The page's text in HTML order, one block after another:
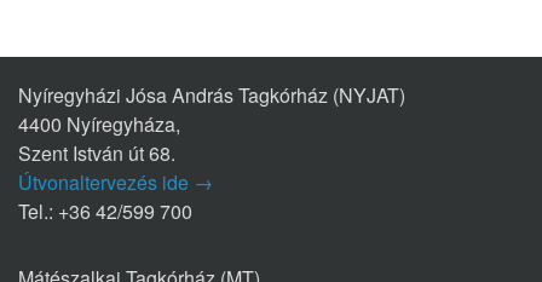
Nyíregyházi Jósa András Tagkórház (NYJAT)
4400 Nyíregyháza,
Szent István út 68.
Útvonaltervezés ide →
Tel.: +36 42/599 700